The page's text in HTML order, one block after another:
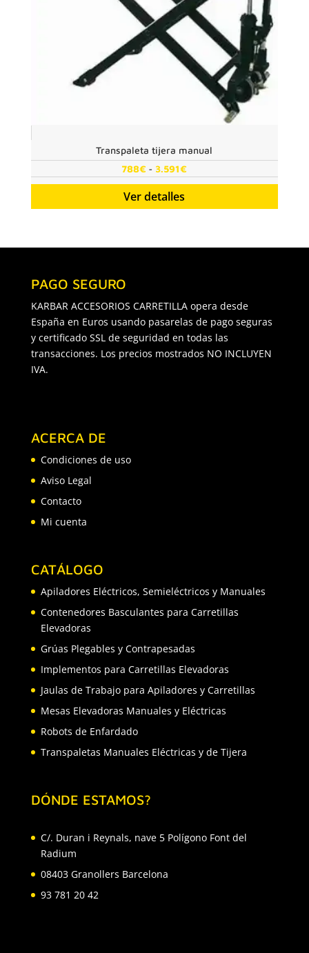
Transpaleta tijera manual
788€ - 3.591€
de
hasta
Ver detalles
PAGO SEGURO
KARBAR ACCESORIOS CARRETILLA opera desde
España en Euros usando pasarelas de pago seguras
y certificado SSL de seguridad en todas las
transacciones. Los precios mostrados NO INCLUYEN
IVA.
ACERCA DE
Condiciones de uso
Aviso Legal
Contacto
Mi cuenta
CATÁLOGO
Apiladores Eléctricos, Semieléctricos y Manuales
Contenedores Basculantes para Carretillas
Elevadoras
Grúas Plegables y Contrapesadas
Implementos para Carretillas Elevadoras
Jaulas de Trabajo para Apiladores y Carretillas
Mesas Elevadoras Manuales y Eléctricas
Robots de Enfardado
Transpaletas Manuales Eléctricas y de Tijera
DÓNDE ESTAMOS?
C/. Duran i Reynals, nave 5 Polígono Font del
Radium
08403 Granollers Barcelona
93 781 20 42